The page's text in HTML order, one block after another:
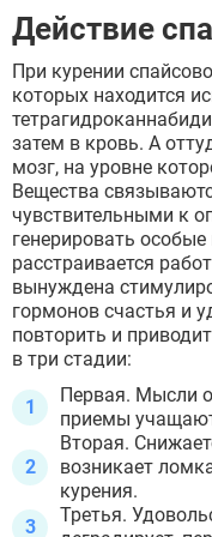
Действие
При курении
которых находится
затем в кровь. А
мозг, на уровне
Вещества
чувствительными к
генерировать
расстраивается
вынуждена
гормонов счастья и
повторить и
в три стадии:
Первая. Мысли
приемы
Вторая.
возникает
курения.
Третья.